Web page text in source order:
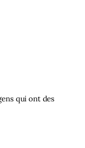
qui ont des